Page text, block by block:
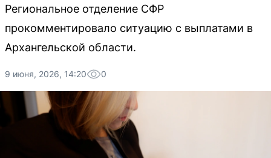
Региональное отделение СФР
прокомментировало ситуацию с выплатами в
Архангельской области.
9 июня, 2026, 14:20 0